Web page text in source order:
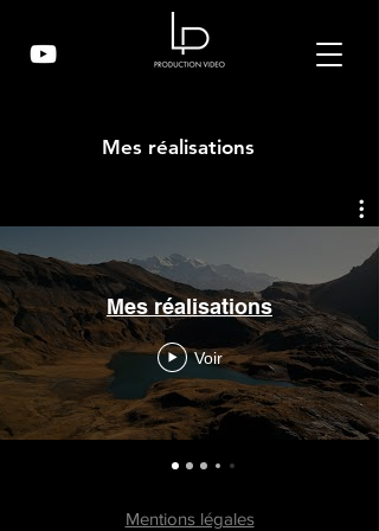
Mes réalisations
Mes réalisations
Voir
Mentions légales